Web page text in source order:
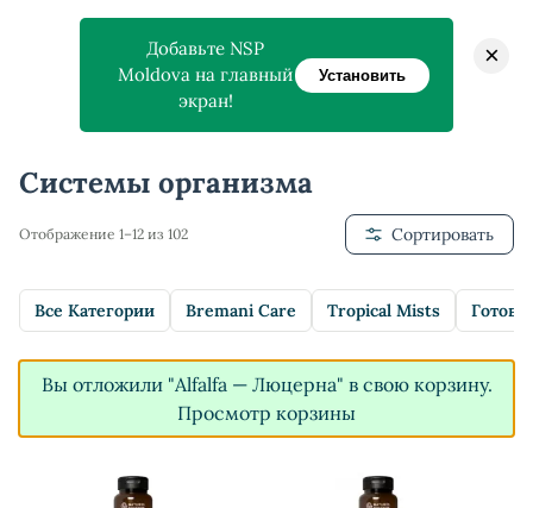
Главная > Магазин > Системы организма
Системы организма
Отображение 1–12 из 102 Сортировать
Все Категории Bremani Care Tropical Mists
Вы отложили "Alfalfa — Люцерна" в свою корзину.
Просмотр корзины
Добавьте NSP
Moldova на главный
экран!
Установить
×